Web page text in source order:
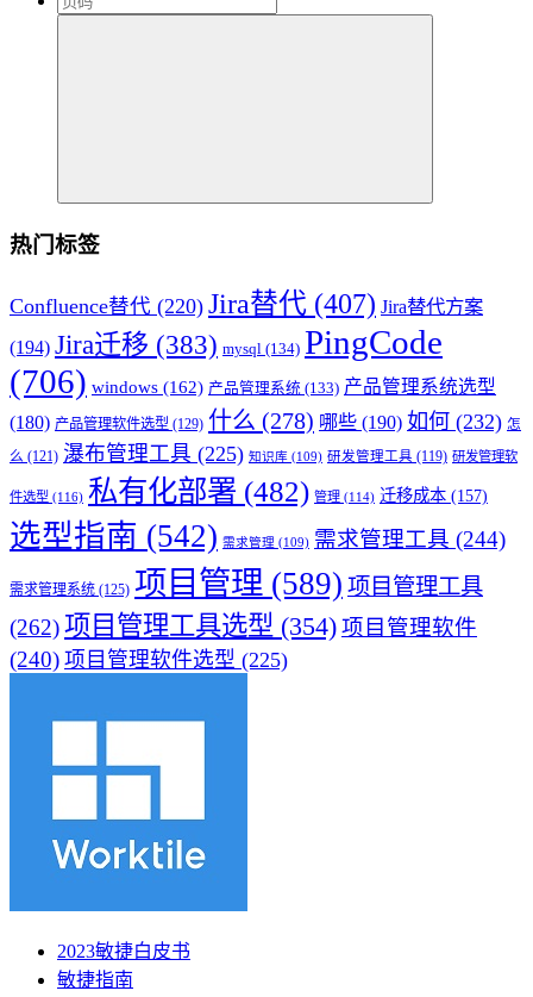
热门标签
Confluence替代 (220) Jira替代 (407) Jira替代方案
(194) Jira迁移 (383) mysql (134) PingCode
(706) windows (162) 产品管理系统 (133) 产品管理系统选型
(180) 产品管理软件选型 (129) 什么 (278) 哪些 (190) 如何 (232) 怎
么 (121) 瀑布管理工具 (225) 知识库 (109) 研发管理工具 (119) 研发管理软
件选型 (116) 私有化部署 (482) 管理 (114) 迁移成本 (157)
选型指南 (542) 需求管理 (109) 需求管理工具 (244)
需求管理系统 (125) 项目管理 (589) 项目管理工具
(262)项目管理工具选型 (354) 项目管理软件
(240) 项目管理软件选型 (225)
2023敏捷白皮书
敏捷指南